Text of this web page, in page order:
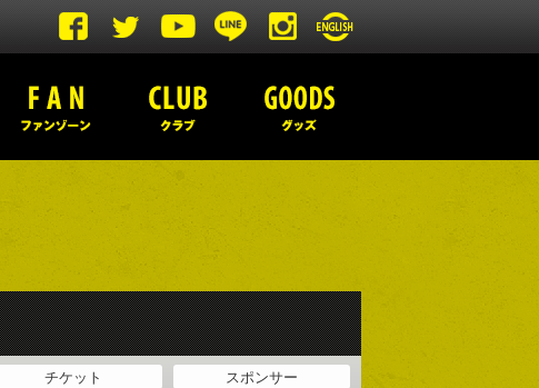
チケット
スポンサー